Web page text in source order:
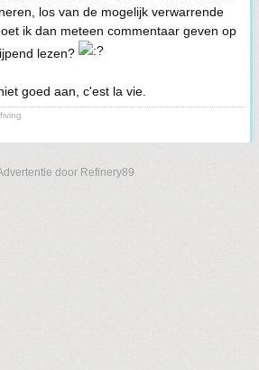
los van de mogelijk verwarrende
ik dan meteen commentaar geven op
lezen?
goed aan, c'est la vie.
door Refinery89